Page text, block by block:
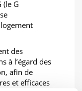
(le G
des
à l’égard des
afin de
et efficaces